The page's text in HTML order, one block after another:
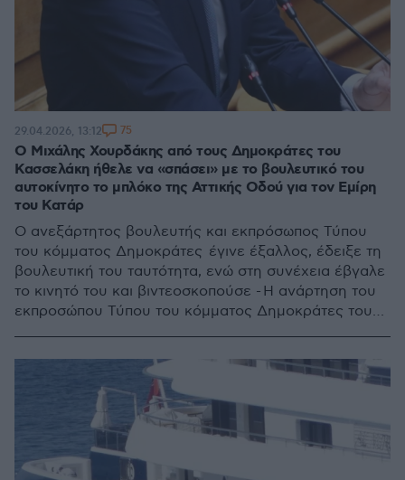
Ο Μιχάλης Χουρδάκης από τους Δημοκράτες του
Κασσελάκη ήθελε να «σπάσει» με το βουλευτικό του
αυτοκίνητο το μπλόκο της Αττικής Οδού για τον Εμίρη
του Κατάρ
Ο ανεξάρτητος βουλευτής και εκπρόσωπος Τύπου
του κόμματος Δημοκράτες έγινε έξαλλος, έδειξε τη
βουλευτική του ταυτότητα, ενώ στη συνέχεια έβγαλε
το κινητό του και βιντεοσκοπούσε - Η ανάρτηση του
εκπροσώπου Τύπου του κόμματος Δημοκράτες του
29.04.2026, 13:12 75